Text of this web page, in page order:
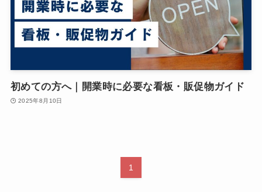
初めての方へ｜開業時に必要な看板・販促物ガイド
2025年8月10日
1